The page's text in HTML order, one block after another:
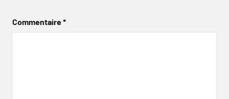
Commentaire*